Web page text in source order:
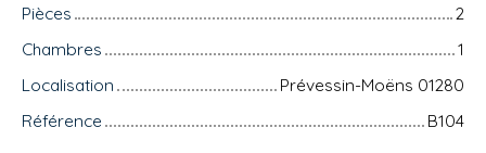
Pièces
2
Chambres
1
Localisation
Prévessin-Moëns 01280
Référence
B104